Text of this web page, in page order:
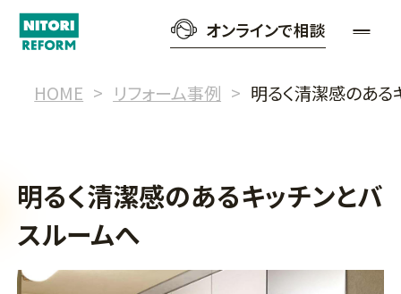
オンラインで相談
HOME リフォーム事例 明るく清潔感のある
明るく清潔感のあるキッチンとバ
スルームへ